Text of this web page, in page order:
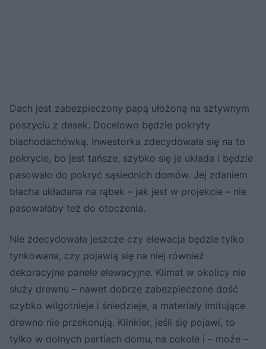
Dach jest zabezpieczony papą ułożoną na sztywnym
poszyciu z desek. Docelowo będzie pokryty
blachodachówką. Inwestorka zdecydowała się na to
pokrycie, bo jest tańsze, szybko się je układa i będzie
pasowało do pokryć sąsiednich domów. Jej zdaniem
blacha układana na rąbek – jak jest w projekcie – nie
pasowałaby też do otoczenia.
Nie zdecydowała jeszcze czy elewacja będzie tylko
tynkowana, czy pojawią się na niej również
dekoracyjne panele elewacyjne. Klimat w okolicy nie
służy drewnu – nawet dobrze zabezpieczone dość
szybko wilgotnieje i śniedzieje, a materiały imitujące
drewno nie przekonują. Klinkier, jeśli się pojawi, to
tylko w dolnych partiach domu, na cokole i – może –